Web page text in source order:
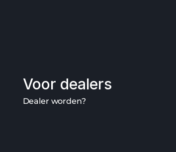
Voor dealers
Dealer worden?